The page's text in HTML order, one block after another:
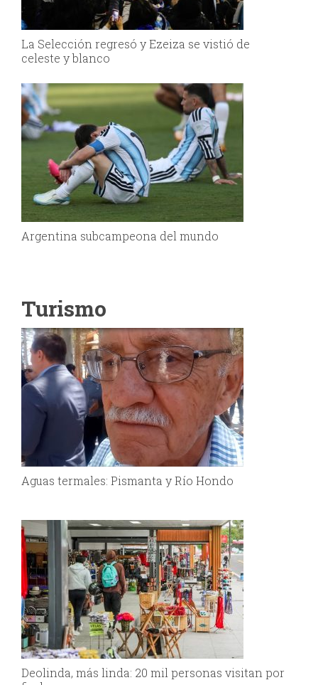
La Selección regresó y Ezeiza se vistió de
celeste y blanco
Argentina subcampeona del mundo
Turismo
Aguas termales: Pismanta y Río Hondo
Deolinda, más linda: 20 mil personas visitan por